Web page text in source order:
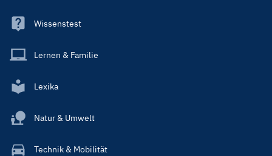
Wissenstest
Lernen & Familie
Lexika
Natur & Umwelt
Technik & Mobilität